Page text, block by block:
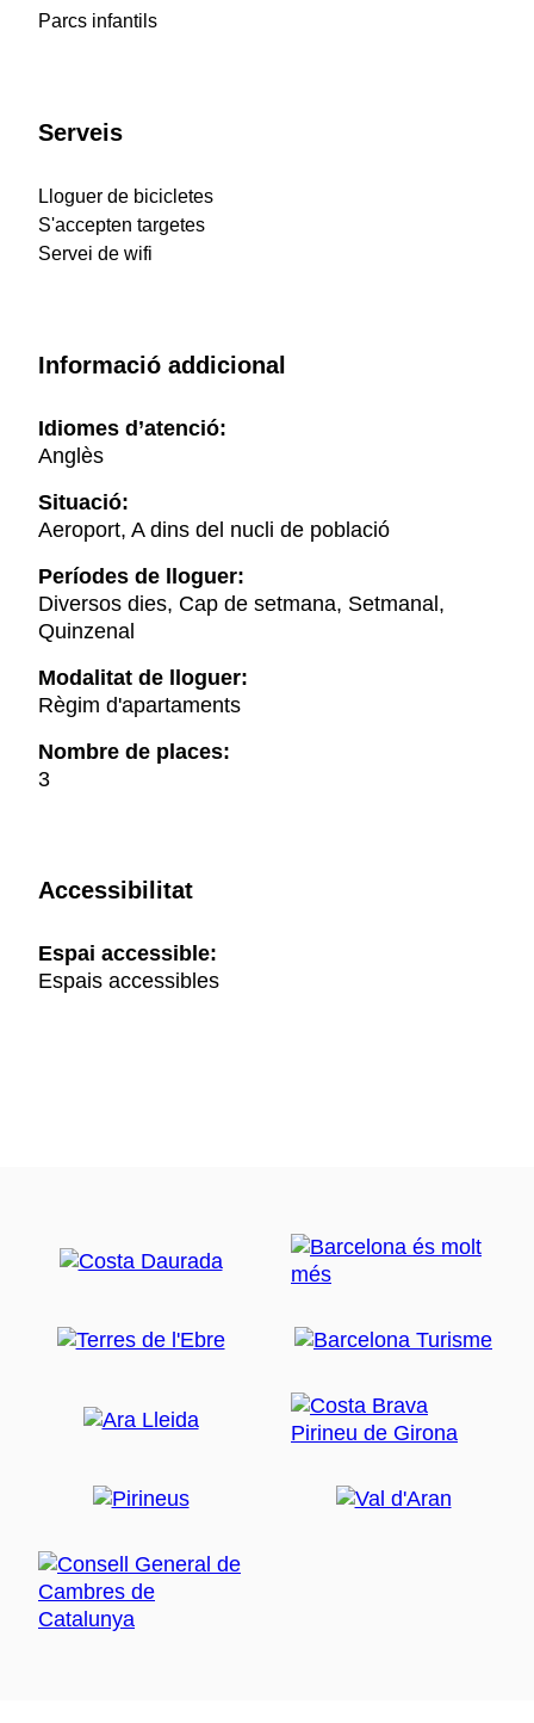
Parcs infantils
Serveis
Lloguer de bicicletes
S'accepten targetes
Servei de wifi
Informació addicional
Idiomes d’atenció:
Anglès
Situació:
Aeroport, A dins del nucli de població
Períodes de lloguer:
Diversos dies, Cap de setmana, Setmanal,
Quinzenal
Modalitat de lloguer:
Règim d'apartaments
Nombre de places:
3
Accessibilitat
Espai accessible:
Espais accessibles